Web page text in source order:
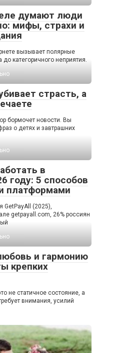
думают люди
мифы, страхи и
вызывает полярные
категоричного неприятия.
страсть, а
бормочет новости. Вы
о детях и завтрашних
в
году: 5 способов
платформами
(2025),
getpayall.com, 26% россиян
и гармонию
крепких
не статичное состояние, а
внимания, усилий